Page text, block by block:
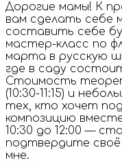
Дорогие мамы! К
вам сделать себе
составить себе
мастер-класс по
марта в русскую
где в саду
Стоимость
(10:30-11:15) и
тех, кто хочет
композицию
10:30 до 12:00 —
подтвердите
мне.